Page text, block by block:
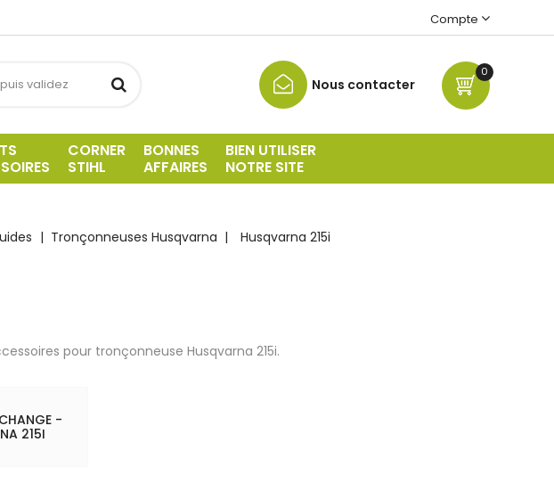
Compte
0
Nous contacter
CORNER
STIHL
BONNES
AFFAIRES
BIEN UTILISER
NOTRE SITE
Tronçonneuses Husqvarna Husqvarna 215i
pour tronçonneuse Husqvarna 215i.
-
215I